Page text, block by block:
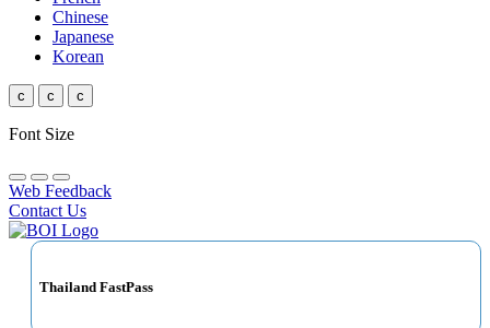
Chinese
Japanese
Korean
c c c
Font Size
Web Feedback
Contact Us
Thailand FastPass